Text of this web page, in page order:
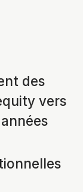
des
vers